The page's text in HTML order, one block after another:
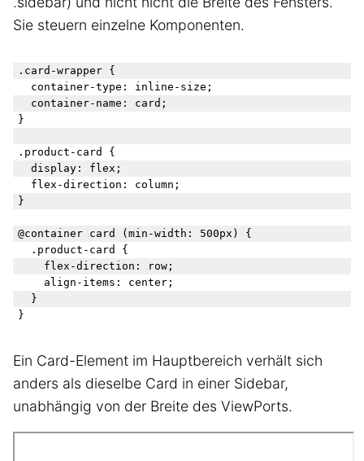
Sie steuern einzelne Komponenten.
.card-wrapper {
  container-type: inline-size;
  container-name: card;
}
.product-card {
  display: flex;
  flex-direction: column;
}
@container card (min-width: 500px) {
  .product-card {
    flex-direction: row;
    align-items: center;
  }
Ein Card-Element im Hauptbereich verhält sich
anders als dieselbe Card in einer Sidebar,
unabhängig von der Breite des ViewPorts.